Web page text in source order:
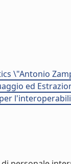
\"Antonio
ed